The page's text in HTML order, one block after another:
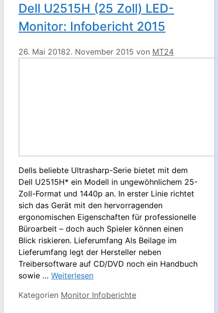
Dell U2515H (25 Zoll) LED-
Monitor: Infobericht 2015
26. Mai 20182. November 2015 von MT24
Dells beliebte Ultrasharp-Serie bietet mit dem
Dell U2515H* ein Modell in ungewöhnlichem 25-
Zoll-Format und 1440p an. In erster Linie richtet
sich das Gerät mit den hervorragenden
ergonomischen Eigenschaften für professionelle
Büroarbeit – doch auch Spieler können einen
Blick riskieren. Lieferumfang Als Beilage im
Lieferumfang legt der Hersteller neben
Treibersoftware auf CD/DVD noch ein Handbuch
sowie … Weiterlesen
Kategorien Monitor Infoberichte